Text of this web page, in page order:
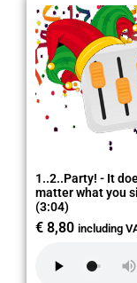
1..2..Party! - It
matter what you
(3:04)
€ 8,80 including